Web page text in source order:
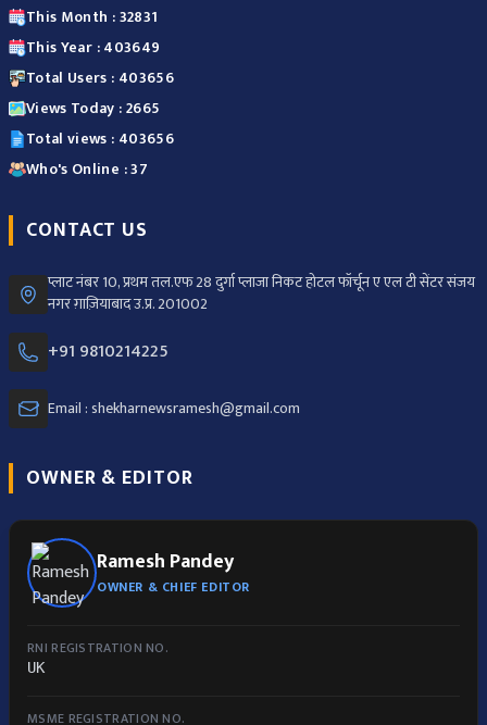
This Month : 32831
This Year : 403649
Total Users : 403656
Views Today : 2665
Total views : 403656
Who's Online : 37
CONTACT US
प्लाट नंबर 10, प्रथम तल.एफ 28 दुर्गा प्लाजा निकट होटल फॉर्चून ए एल टी सेंटर संजय
नगर ग़ाज़ियाबाद उ.प्र. 201002
+91 9810214225
Email : shekharnewsramesh@gmail.com
OWNER & EDITOR
Ramesh Pandey
OWNER & CHIEF EDITOR
RNI REGISTRATION NO.
UK
MSME REGISTRATION NO.